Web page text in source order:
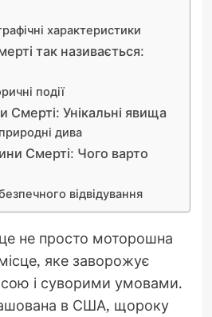
характеристики
так називається:
події
Унікальні явища
дива
Смерті: Чого варто
відвідування
не просто моторошна
яке заворожує
і суворими умовами.
в США, щороку